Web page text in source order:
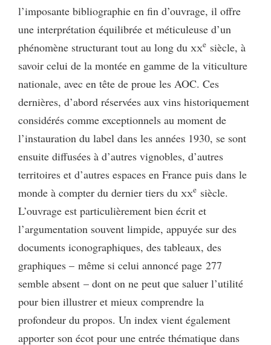
l’imposante bibliographie en fin d’ouvrage, il offre
une interprétation équilibrée et méticuleuse d’un
phénomène structurant tout au long du xxe siècle, à
savoir celui de la montée en gamme de la viticulture
nationale, avec en tête de proue les AOC. Ces
dernières, d’abord réservées aux vins historiquement
considérés comme exceptionnels au moment de
l’instauration du label dans les années 1930, se sont
ensuite diffusées à d’autres vignobles, d’autres
territoires et d’autres espaces en France puis dans le
monde à compter du dernier tiers du xxe siècle.
L’ouvrage est particulièrement bien écrit et
l’argumentation souvent limpide, appuyée sur des
documents iconographiques, des tableaux, des
graphiques – même si celui annoncé page 277
semble absent – dont on ne peut que saluer l’utilité
pour bien illustrer et mieux comprendre la
profondeur du propos. Un index vient également
apporter son écot pour une entrée thématique dans